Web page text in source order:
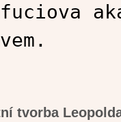
tvorba